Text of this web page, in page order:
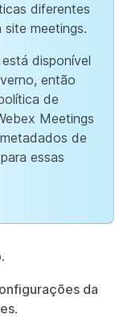
diferentes
meetings.
disponível
então
de
Meetings
de
essas
da
.